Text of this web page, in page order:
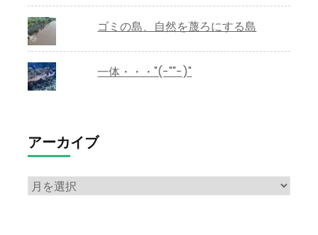
ゴミの島、自然を蔑ろにする島
一体・・・"(-""-)"
アーカイブ
ア